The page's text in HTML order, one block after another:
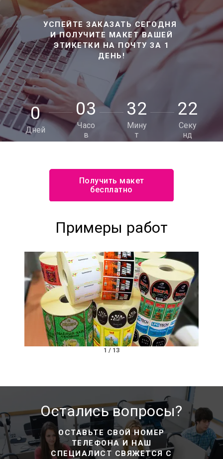
УСПЕЙТЕ ЗАКАЗАТЬ СЕГОДНЯ
И ПОЛУЧИТЕ МАКЕТ ВАШЕЙ
ЭТИКЕТКИ НА ПОЧТУ ЗА 1
ДЕНЬ!
0
Дней
03
Часо
в
32
Мину
т
20
Секу
нд
Получить макет
бесплатно
Примеры работ
1 / 13
Остались вопросы?
ОСТАВЬТЕ СВОЙ НОМЕР
ТЕЛЕФОНА И НАШ
СПЕЦИАЛИСТ СВЯЖЕТСЯ С